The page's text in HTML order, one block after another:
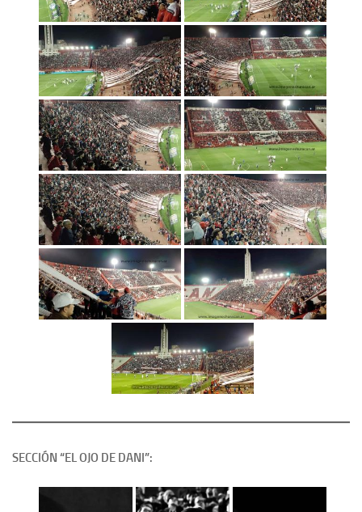
SECCIÓN “EL OJO DE DANI”: